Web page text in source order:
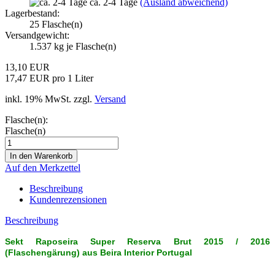
Lagerbestand:
25 Flasche(n)
Versandgewicht:
1.537 kg je Flasche(n)
13,10 EUR
17,47 EUR pro 1 Liter
inkl. 19% MwSt. zzgl. Versand
Flasche(n):
Flasche(n)
Auf den Merkzettel
Beschreibung
Kundenrezensionen
Beschreibung
Sekt Raposeira Super Reserva Brut 2015 / 2016
(Flaschengärung) aus Beira Interior Portugal